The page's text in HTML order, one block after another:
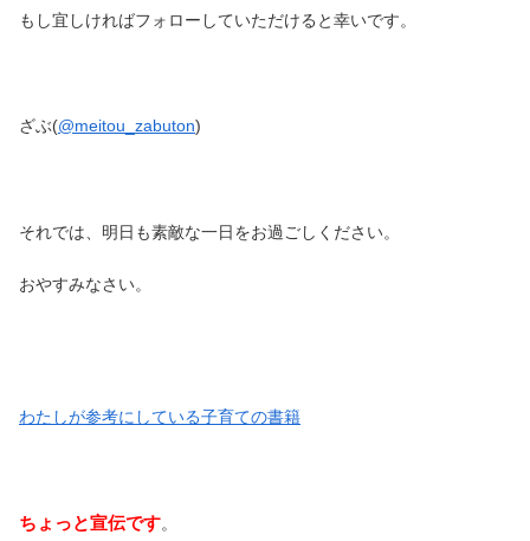
もし宜しければフォローしていただけると幸いです。
ざぶ(@meitou_zabuton)
それでは、明日も素敵な一日をお過ごしください。
おやすみなさい。
わたしが参考にしている子育ての書籍
ちょっと宣伝です。